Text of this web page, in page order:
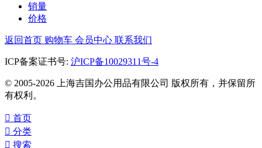
销量
价格
返回首页 购物车 会员中心 联系我们
ICP备案证书号: 沪ICP备10029311号-4
© 2005-2026 上海吉国办公用品有限公司 版权所有，并保留所
有权利。
 首页
 分类
 搜索